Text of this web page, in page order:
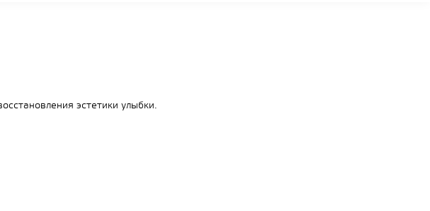
эстетики улыбки.